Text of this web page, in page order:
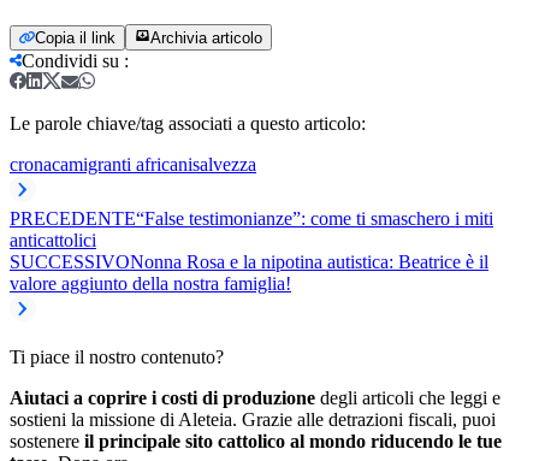
Copia il link Archivia articolo
Condividi su :
Le parole chiave/tag associati a questo articolo:
cronacamigranti africanisalvezza
PRECEDENTE“False testimonianze”: come ti smaschero i miti
anticattolici
SUCCESSIVONonna Rosa e la nipotina autistica: Beatrice è il
valore aggiunto della nostra famiglia!
Ti piace il nostro contenuto?
Aiutaci a coprire i costi di produzione degli articoli che leggi e
sostieni la missione di Aleteia. Grazie alle detrazioni fiscali, puoi
sostenere il principale sito cattolico al mondo riducendo le tue